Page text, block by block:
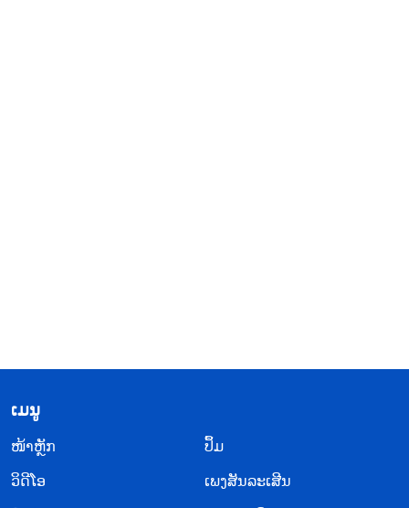
​ເມ​ນູ
​ໜ້າຫຼັກ
ປຶ້ມ
ວິ​ດີ​ໂອ
ເພງສັນລະເສີນ